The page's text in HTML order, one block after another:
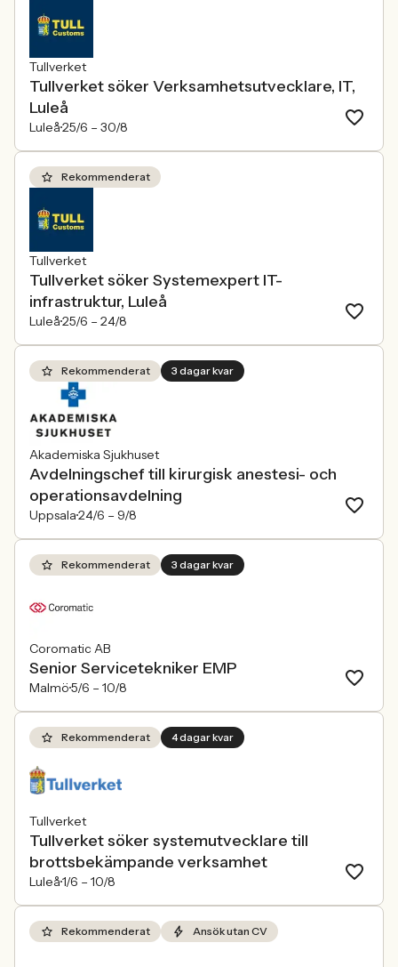
Tullverket
Tullverket söker Verksamhetsutvecklare, IT,
Luleå
Luleå25/6 – 30/8
Rekommenderat
Tullverket
Tullverket söker Systemexpert IT-
infrastruktur, Luleå
Luleå25/6 – 24/8
Rekommenderat 3 dagar kvar
Akademiska Sjukhuset
Avdelningschef till kirurgisk anestesi- och
operationsavdelning
Uppsala24/6 – 9/8
Rekommenderat 3 dagar kvar
Coromatic AB
Senior Servicetekniker EMP
Malmö5/6 – 10/8
Rekommenderat 4 dagar kvar
Tullverket
Tullverket söker systemutvecklare till
brottsbekämpande verksamhet
Luleå1/6 – 10/8
Rekommenderat Ansök utan CV